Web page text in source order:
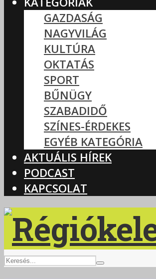
GAZDASÁG
NAGYVILÁG
KULTÚRA
OKTATÁS
SPORT
BŰNÜGY
SZABADIDŐ
SZÍNES-ÉRDEKES
EGYÉB KATEGÓRIA
AKTUÁLIS HÍREK
PODCAST
KAPCSOLAT